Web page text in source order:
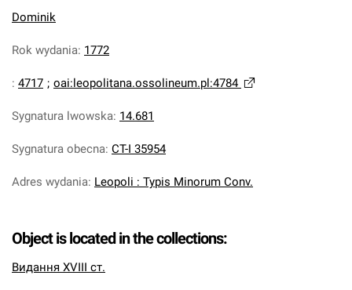
Dominik
Rok wydania: 1772
: 4717 ; oai:leopolitana.ossolineum.pl:4784
Sygnatura lwowska: 14.681
Sygnatura obecna: CT-I 35954
Adres wydania: Leopoli : Typis Minorum Conv.
Object is located in the collections:
Видання XVIII ст.